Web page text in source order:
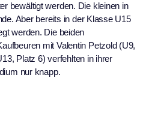
bewältigt werden. Die kleinen in
Aber bereits in der Klasse U15
werden. Die beiden
mit Valentin Petzold (U9,
Platz 6) verfehlten in ihrer
nur knapp.